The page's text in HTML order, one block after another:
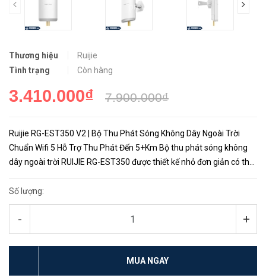
prev
Thương hiệu
Ruijie
Tình trạng
Còn hàng
3.410.000₫ 7.900.000₫
Ruijie RG-EST350 V2 | Bộ Thu Phát Sóng Không Dây Ngoài Trời
Chuẩn Wifi 5 Hỗ Trợ Thu Phát Đến 5+Km Bộ thu phát sóng không
dây ngoài trời RUIJIE RG-EST350 được thiết kế nhỏ đơn giản có thể
Số lượng:
- +
MUA NGAY